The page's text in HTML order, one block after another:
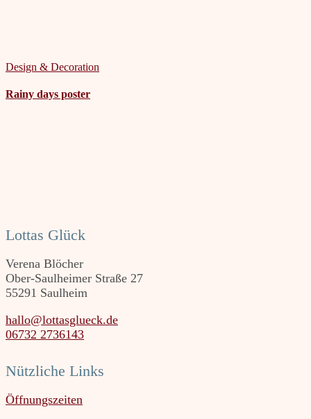
Design & Decoration
Rainy days poster
Lottas Glück
Verena Blöcher
Ober-Saulheimer Straße 27
55291 Saulheim
hallo@lottasglueck.de
06732 2736143
Nützliche Links
Öffnungszeiten